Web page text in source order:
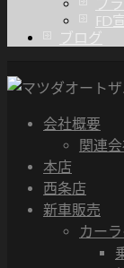
プ
FD
ブログ
会社概要
関連
本店
西条店
新車販売
カー